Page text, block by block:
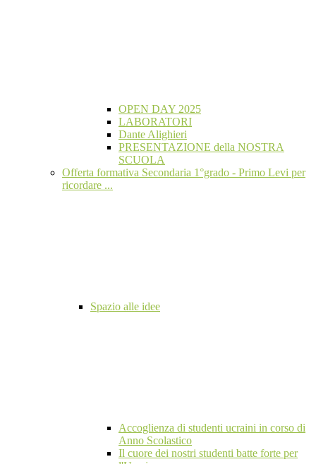
OPEN DAY 2025
LABORATORI
Dante Alighieri
PRESENTAZIONE della NOSTRA
SCUOLA
Offerta formativa Secondaria 1°grado - Primo Levi per
ricordare ...
Spazio alle idee
Accoglienza di studenti ucraini in corso di
Anno Scolastico
Il cuore dei nostri studenti batte forte per